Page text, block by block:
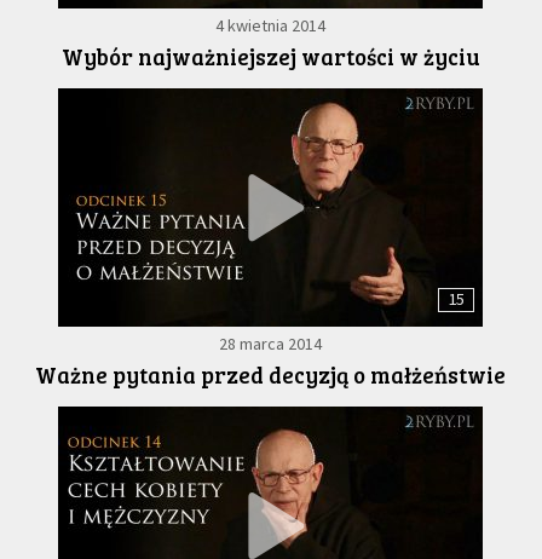
4 kwietnia 2014
Wybór najważniejszej wartości w życiu
15
28 marca 2014
Ważne pytania przed decyzją o małżeństwie